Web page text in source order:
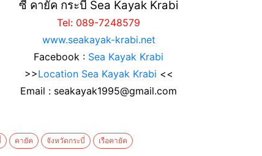
ซี คายัค กระบี่ Sea Kayak Krabi
Tel: 089-7248579
www.seakayak-krabi.net
Facebook : Sea Kayak Krabi
>>Location Sea Kayak Krabi <<
Email : seakayak1995@gmail.com
คายัค จังหวัดกระบี่ เรือคายัค